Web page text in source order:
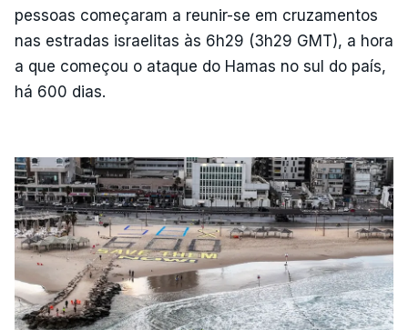
pessoas começaram a reunir-se em cruzamentos
nas estradas israelitas às 6h29 (3h29 GMT), a hora
a que começou o ataque do Hamas no sul do país,
há 600 dias.